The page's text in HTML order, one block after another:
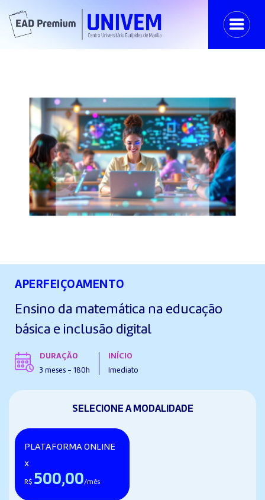
APERFEIÇOAMENTO
Ensino da matemática na educação
básica e inclusão digital
DURAÇÃO
3 meses - 180h
INÍCIO
Imediato
SELECIONE A MODALIDADE
PLATAFORMA ONLINE
x
R$ 500,00/mês